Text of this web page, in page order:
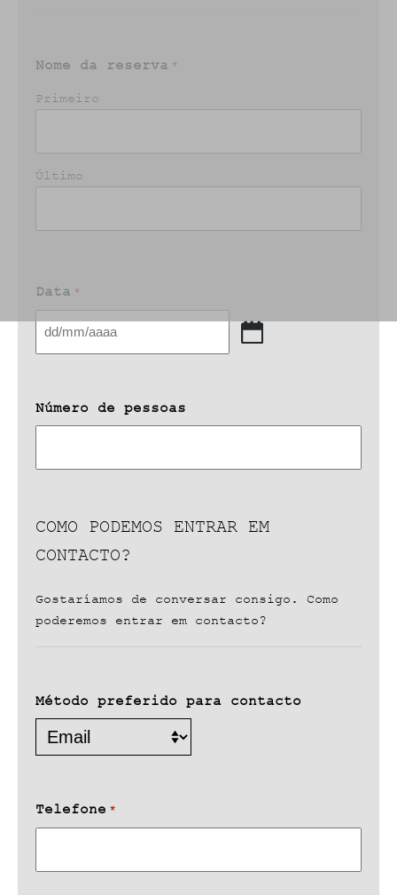
Nome da reserva *
Primeiro
Último
Data *
DD
barra
AAAA
Número de pessoas
COMO PODEMOS ENTRAR EM
CONTACTO?
Gostaríamos de conversar consigo. Como
poderemos entrar em contacto?
Método preferido para contacto
Telefone *